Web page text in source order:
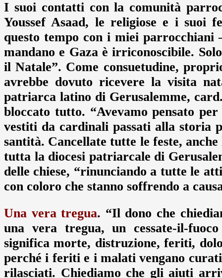
I suoi contatti con la comunità
Youssef Asaad, le religiose e i suoi
questo tempo con i miei
mandano e Gaza è irriconoscibile.
il Natale”. Come consuetudine,
avrebbe dovuto ricevere la visita
patriarca latino di Gerusalemme,
bloccato tutto. “Avevamo pensato
vestiti da cardinali passati alla storia
santità. Cancellate tutte le feste,
tutta la diocesi patriarcale di
delle chiese, “rinunciando a tutte le
con coloro che stanno soffrendo a
Una vera tregua. “Il dono che
una vera tregua, un cessate-il-
significa morte, distruzione, feriti,
perché i feriti e i malati vengano
rilasciati. Chiediamo che gli aiuti